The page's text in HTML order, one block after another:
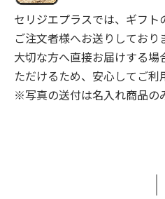
セリジエプラスでは、ギフ
ご注文者様へお送りしており
大切な方へ直接お届けする
ただけるため、安心してご利
※写真の送付は名入れ商品の